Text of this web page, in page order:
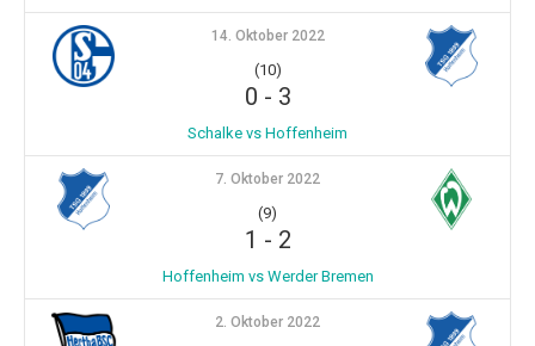
14. Oktober 2022
(10)
0 - 3
Schalke vs Hoffenheim
7. Oktober 2022
(9)
1 - 2
Hoffenheim vs Werder Bremen
2. Oktober 2022